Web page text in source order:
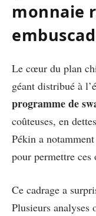
monnaie
Le cœur du plan
géant distribué à
programme de
coûteuses, en
Pékin a
pour permettre ces
Ce cadrage a
Plusieurs analyses